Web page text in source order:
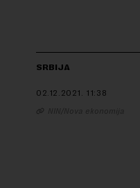
SRBIJA
02.12.2021. 11:38
NIN/Nova ekonomija